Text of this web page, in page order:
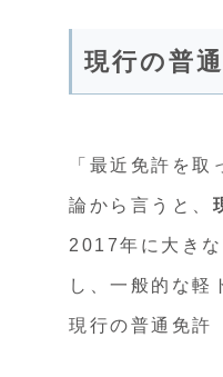
現行の普
「最近免許を
論から言うと、
2017年に大き
し、一般的な
現行の普通免許